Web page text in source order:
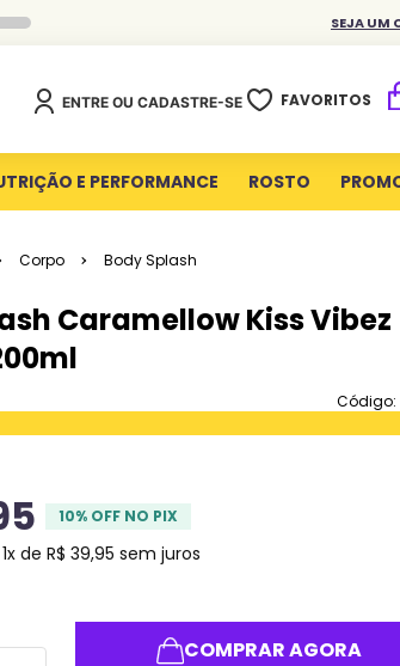
SEJA UM
ENTRE OU CADASTRE-SE FAVORITOS
E PERFORMANCE ROSTO
Corpo Body Splash
Caramellow Kiss Vibez
Código:
10% OFF NO PIX
1x de R$ 39,95 sem juros
COMPRAR AGORA